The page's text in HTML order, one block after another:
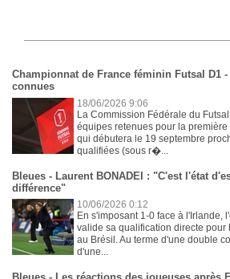
Championnat de France féminin Futsal D1
connues
18/06/2026 9:06
La Commission Fédérale du
équipes retenues pour la
qui débutera le 19 septembre
qualifiées (sous r�...
Bleues - Laurent BONADEI : "C'est l'état
différence"
10/06/2026 0:12
En s'imposant 1-0 face à l'Irlande,
valide sa qualification directe pour
au Brésil. Au terme d'une double
d'une...